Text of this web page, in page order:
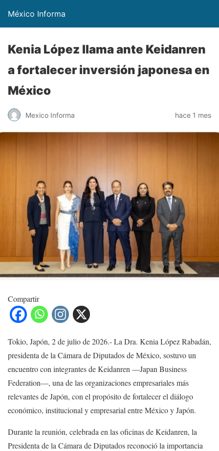
México Informa
Kenia López llama ante Keidanren
a fortalecer inversión japonesa en
México
Mexico Informa hace 1 mes
Compartir
Tokio, Japón, 2 de julio de 2026.- La Dra. Kenia López Rabadán,
presidenta de la Cámara de Diputados de México, sostuvo un
encuentro con integrantes de Keidanren —Japan Business
Federation—, una de las organizaciones empresariales más
relevantes de Japón, con el propósito de fortalecer el diálogo
económico, institucional y empresarial entre México y Japón.
Durante la reunión, celebrada en las oficinas de Keidanren, la
Presidenta de la Cámara de Diputados reconoció la importancia